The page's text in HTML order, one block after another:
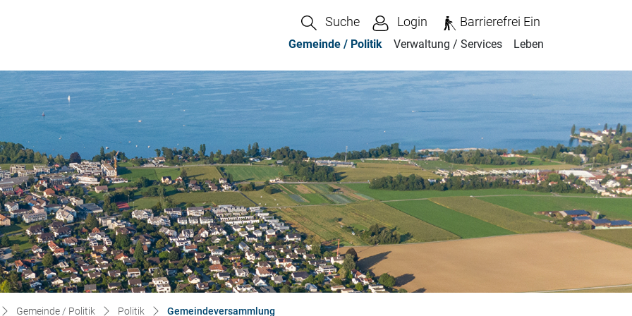
Suche Login Barrierefrei Ein
Gemeinde / Politik Verwaltung / Services Leben
Gemeinde / Politik Politik Gemeindeversammlung